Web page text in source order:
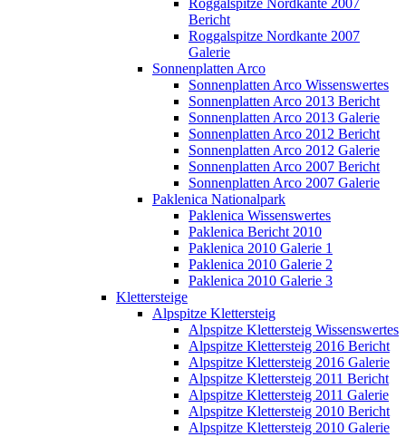
Roggalspitze Nordkante 2007
Bericht
Roggalspitze Nordkante 2007
Galerie
Sonnenplatten Arco
Sonnenplatten Arco Wissenswertes
Sonnenplatten Arco 2013 Bericht
Sonnenplatten Arco 2013 Galerie
Sonnenplatten Arco 2012 Bericht
Sonnenplatten Arco 2012 Galerie
Sonnenplatten Arco 2007 Bericht
Sonnenplatten Arco 2007 Galerie
Paklenica Nationalpark
Paklenica Wissenswertes
Paklenica Bericht 2010
Paklenica 2010 Galerie 1
Paklenica 2010 Galerie 2
Paklenica 2010 Galerie 3
Klettersteige
Alpspitze Klettersteig
Alpspitze Klettersteig Wissenswertes
Alpspitze Klettersteig 2016 Bericht
Alpspitze Klettersteig 2016 Galerie
Alpspitze Klettersteig 2011 Bericht
Alpspitze Klettersteig 2011 Galerie
Alpspitze Klettersteig 2010 Bericht
Alpspitze Klettersteig 2010 Galerie